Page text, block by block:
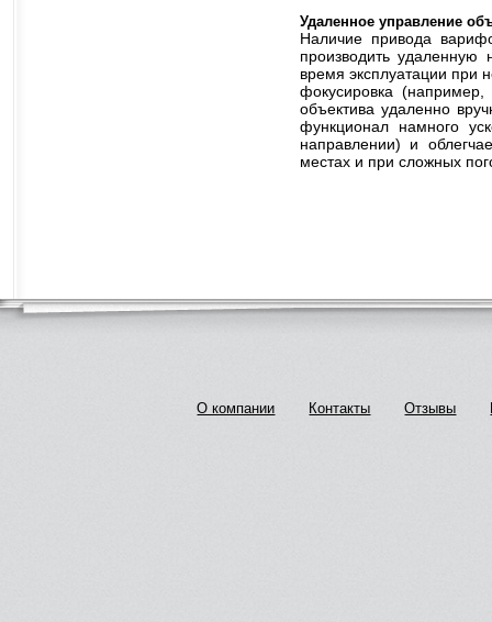
Удаленное управление
Наличие привода
производитьудаленную
время эксплуатации при
фокусировка
объектива удаленно
функционал намного
направлении) и
местах и при сложных
О компании Контакты Отзывы